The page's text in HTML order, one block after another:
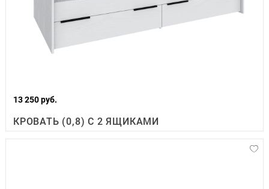
13 250 руб.
КРОВАТЬ (0,8) С 2 ЯЩИКАМИ